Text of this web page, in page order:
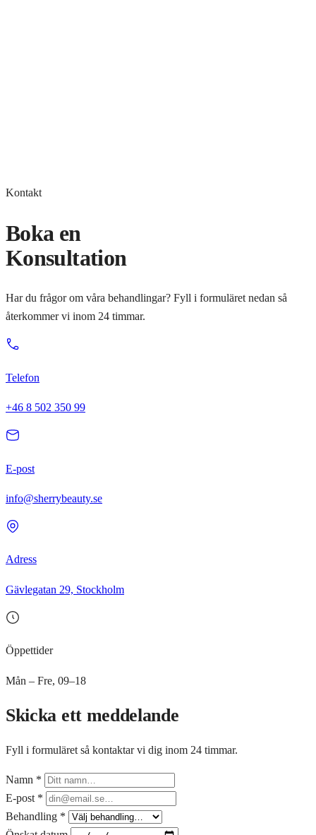
Kontakt
Boka en
Konsultation
Har du frågor om våra behandlingar? Fyll i formuläret nedan så
återkommer vi inom 24 timmar.
Telefon
+46 8 502 350 99
E-post
info@sherrybeauty.se
Adress
Gävlegatan 29, Stockholm
Öppettider
Mån – Fre, 09–18
Skicka ett meddelande
Fyll i formuläret så kontaktar vi dig inom 24 timmar.
Namn *
E-post *
Behandling *